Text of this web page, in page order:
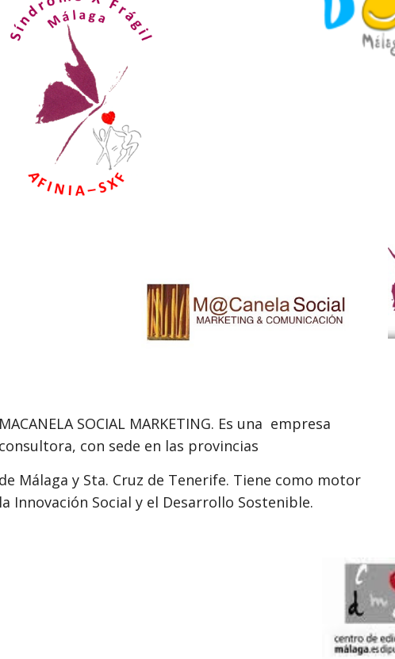
MACANELA SOCIAL MARKETING. Es una  empresa
consultora, con sede en las provincias
de Málaga y Sta. Cruz de Tenerife. Tiene como motor
la Innovación Social y el Desarrollo Sostenible.